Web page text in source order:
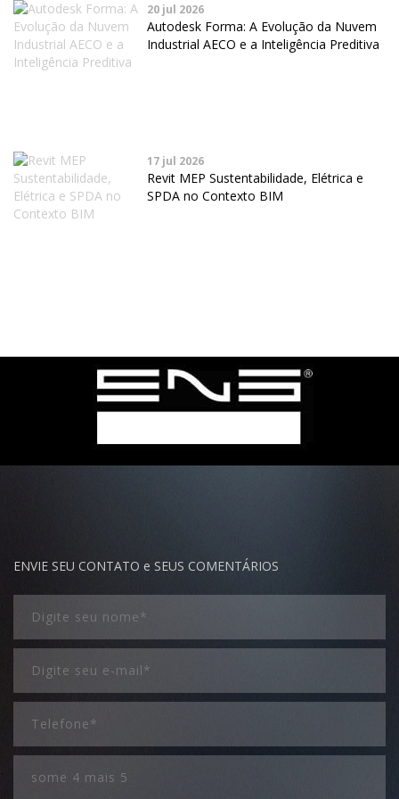
20 jul 2026
Autodesk Forma: A Evolução da Nuvem
Industrial AECO e a Inteligência Preditiva
17 jul 2026
Revit MEP Sustentabilidade, Elétrica e
SPDA no Contexto BIM
ENVIE SEU CONTATO e SEUS COMENTÁRIOS